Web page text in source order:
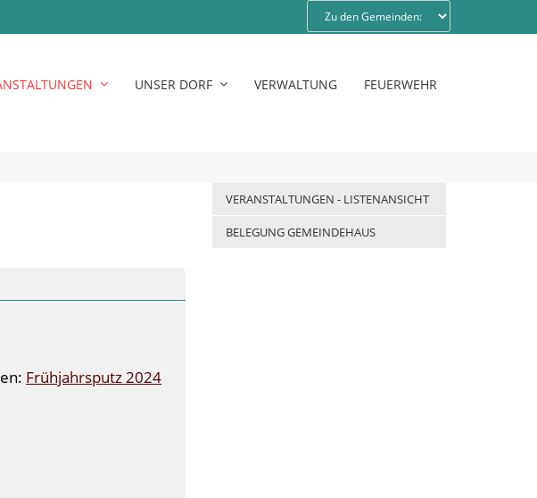
UNSER DORF VERWALTUNG FEUERWEHR
Frühjahrsputz 2024
VERANSTALTUNGEN - LISTENANSICHT
BELEGUNG GEMEINDEHAUS